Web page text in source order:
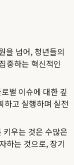
을 넘어, 청년들의
중하는 혁신적인
벌 이슈에 대한 깊
하고 실행하며 실전
키우는 것은 수많은
하는 것으로, 장기